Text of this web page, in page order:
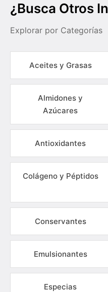
¿Busca Otros
Explorar por Categorías
Aceites y Grasas
Almidones y
Azúcares
Antioxidantes
Colágeno y Péptidos
Conservantes
Emulsionantes
Especias